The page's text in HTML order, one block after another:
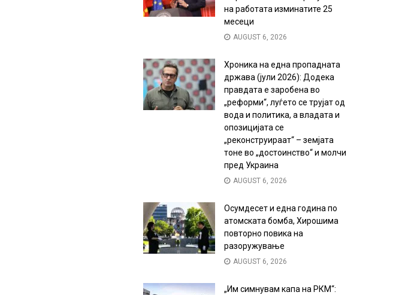
на работата изминатите 25
месеци
AUGUST 6, 2026
Хроника на една пропадната
држава (јули 2026): Додека
правдата е заробена во
„реформи“, луѓето се трујат од
вода и политика, а владата и
опозицијата се
„реконструираат“ – земјата
тоне во „достоинство“ и молчи
пред Украина
AUGUST 6, 2026
Осумдесет и една година по
атомската бомба, Хирошима
повторно повика на
разоружување
AUGUST 6, 2026
„Им симнувам капа на РКМ“: